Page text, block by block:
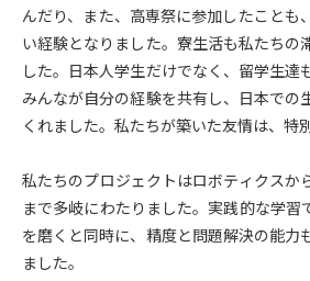
んだり、また、高専祭に参加したことも
い経験となりました。寮生活も私たちの
した。日本人学生だけでなく、留学生達
みんなが自分の経験を共有し、日本での
くれました。私たちが築いた友情は、特
私たちのプロジェクトはロボティクスか
まで多岐にわたりました。実践的な学習
を磨くと同時に、精度と問題解決の能力
ました。